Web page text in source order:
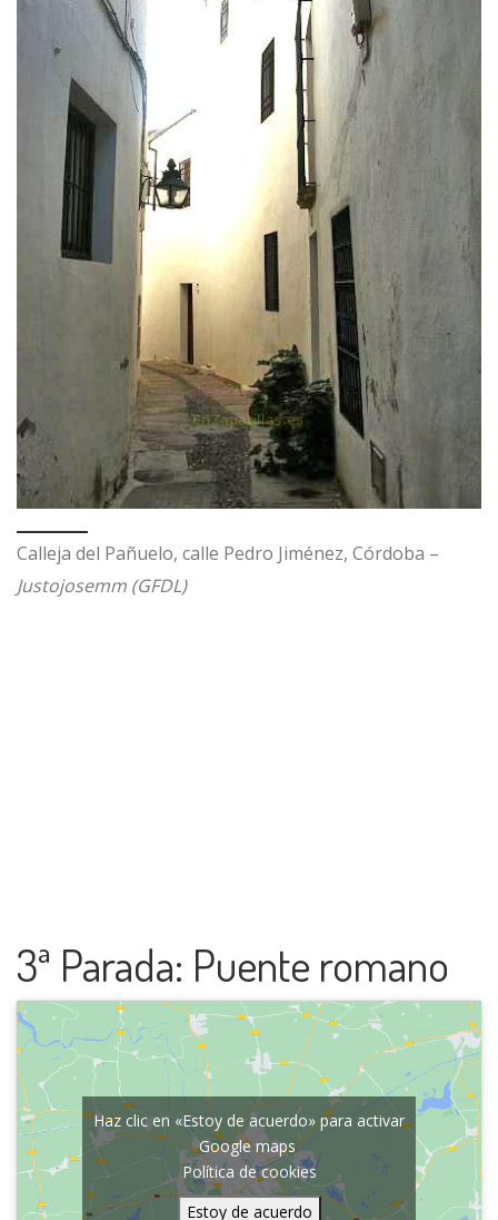
Calleja del Pañuelo, calle Pedro Jiménez, Córdoba –
Justojosemm (GFDL)
3ª Parada: Puente romano
Haz clic en «Estoy de acuerdo» para activar
Google maps
Política de cookies
Estoy de acuerdo